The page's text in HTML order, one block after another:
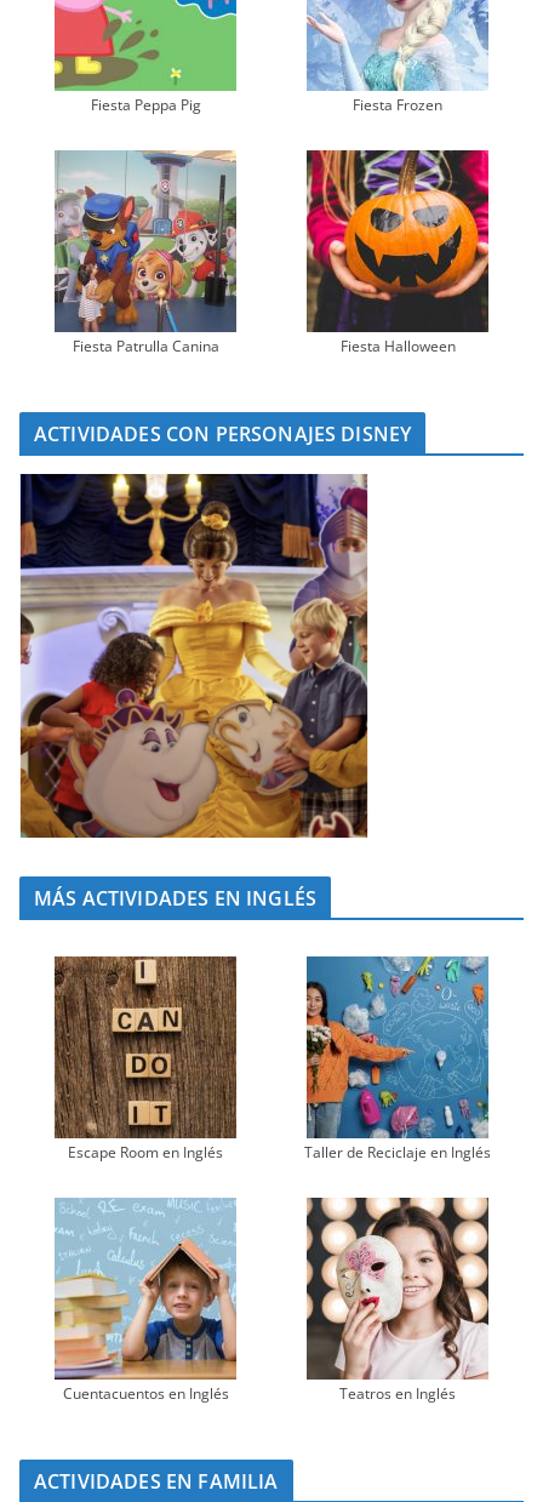
Fiesta Peppa Pig Fiesta Frozen
Fiesta Patrulla Canina Fiesta Halloween
ACTIVIDADES CON PERSONAJES DISNEY
MÁS ACTIVIDADES EN INGLÉS
Escape Room en Inglés Taller de Reciclaje en Inglés
Cuentacuentos en Inglés Teatros en Inglés
ACTIVIDADES EN FAMILIA